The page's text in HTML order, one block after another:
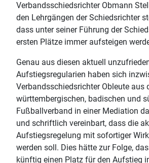
Verbandsschiedsrichter Obmann
den Lehrgängen der Schiedsrichter
dass unter seiner Führung der
ersten Plätze immer aufsteigen
Genau aus diesen aktuell
Aufstiegsregularien haben sich
Verbandsschiedsrichter Obleute aus
württembergischen, badischen und
Fußballverband in einer Mediation
und schriftlich vereinbart, dass die
Aufstiegsregelung mit sofortiger
werden soll. Dies hätte zur Folge,
künftig einen Platz für den Aufstieg